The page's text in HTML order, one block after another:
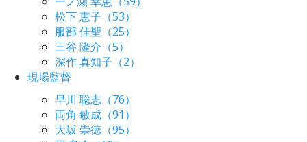
松下 恵子（53）
服部 佳聖（25）
三谷 隆介（5）
深作 真知子（2）
現場監督
早川 聡志（76）
両角 敏成（91）
大坂 崇徳（95）